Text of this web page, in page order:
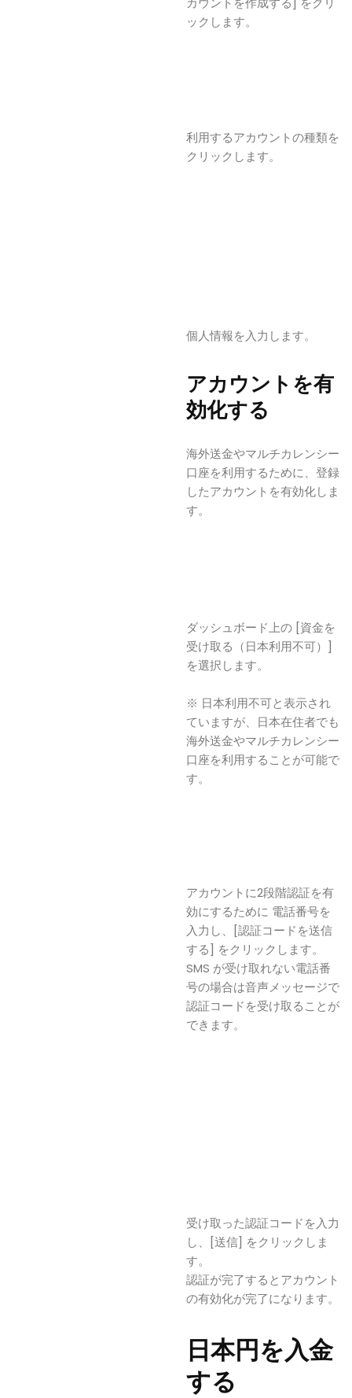
ックします。
利用するアカウントの種類を
クリックします。
個人情報を入力します。
アカウントを有
効化する
海外送金やマルチカレンシー
口座を利用するために、登録
したアカウントを有効化しま
す。
ダッシュボード上の [資金を
受け取る（日本利用不可）]
を選択します。
※ 日本利用不可と表示され
ていますが、日本在住者でも
海外送金やマルチカレンシー
口座を利用することが可能で
す。
アカウントに2段階認証を有
効にするために 電話番号を
入力し、[認証コードを送信
する] をクリックします。
SMS が受け取れない電話番
号の場合は音声メッセージで
認証コードを受け取ることが
できます。
受け取った認証コードを入力
し、[送信] をクリックしま
す。
認証が完了するとアカウント
の有効化が完了になります。
日本円を入金
する